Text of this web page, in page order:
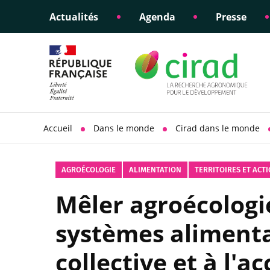
Actualités Agenda Presse
Éclairer les politiques
Appui à la
scientifique
Engagements éthiques
sociétale
Accueil Dans le monde Cirad dans le monde
AGROÉCOLOGIE ALIMENTATION TERRITOIRES ET
Mêler
systèmes
collective et à